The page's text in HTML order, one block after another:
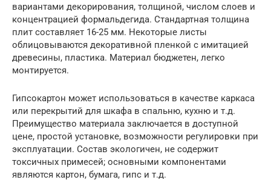
вариантами декорирования, толщиной, числом слоев и
концентрацией формальдегида. Стандартная толщина
плит составляет 16-25 мм. Некоторые листы
облицовываются декоративной пленкой с имитацией
древесины, пластика. Материал бюджетен, легко
монтируется.
Гипсокартон может использоваться в качестве каркаса
или перекрытий для шкафа в спальню, кухню и т.д.
Преимущество материала заключается в доступной
цене, простой установке, возможности регулировки при
эксплуатации. Состав экологичен, не содержит
токсичных примесей; основными компонентами
являются картон, бумага, гипс и т.д.